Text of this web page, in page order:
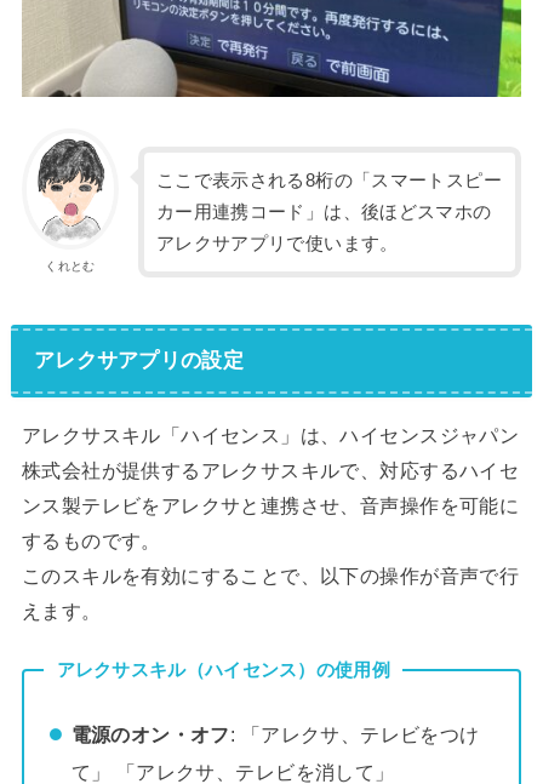
くれとむ
ここで表示される8桁の「スマートスピー
カー用連携コード」は、後ほどスマホの
アレクサアプリで使います。
アレクサアプリの設定
アレクサスキル「ハイセンス」は、ハイセンスジャパン
株式会社が提供するアレクサスキルで、対応するハイセ
ンス製テレビをアレクサと連携させ、音声操作を可能に
するものです。
このスキルを有効にすることで、以下の操作が音声で行
えます。
アレクサスキル（ハイセンス）の使用例
電源のオン・オフ: 「アレクサ、テレビをつけ
て」 「アレクサ、テレビを消して」